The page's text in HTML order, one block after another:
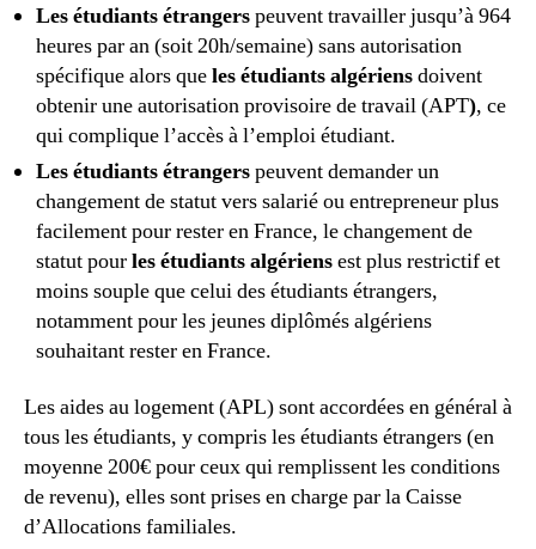
Les étudiants étrangerspeuvent travailler jusqu’à 964
heures par an (soit 20h/semaine) sans autorisation
spécifique alors queles étudiants algériensdoivent
obtenir une autorisation provisoire de travail (APT), ce
qui complique l’accès à l’emploi étudiant.
Les étudiants étrangerspeuvent demander un
changement de statut vers salarié ou entrepreneur plus
facilement pour rester en France, le changement de
statut pourles étudiants algériensest plus restrictif et
moins souple que celui des étudiants étrangers,
notamment pour les jeunes diplômés algériens
souhaitant rester en France.
Les aides au logement (APL) sont accordées en général à
tous les étudiants, y compris les étudiants étrangers (en
moyenne 200€ pour ceux qui remplissent les conditions
de revenu), elles sont prises en charge par la Caisse
d’Allocations familiales.